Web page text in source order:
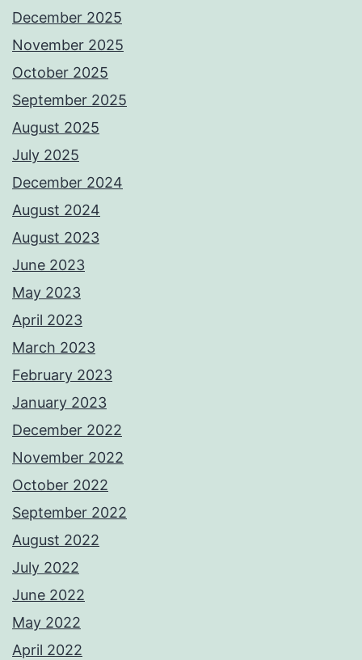
December 2025
November 2025
October 2025
September 2025
August 2025
July 2025
December 2024
August 2024
August 2023
June 2023
May 2023
April 2023
March 2023
February 2023
January 2023
December 2022
November 2022
October 2022
September 2022
August 2022
July 2022
June 2022
May 2022
April 2022